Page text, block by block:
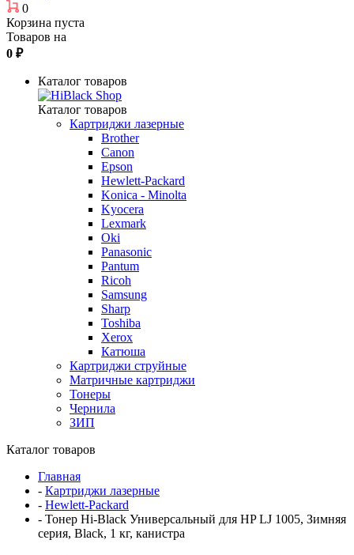
0
Корзина пуста
Товаров на
0 ₽
Каталог товаров
Каталог товаров
Картриджи лазерные
Brother
Canon
Epson
Hewlett-Packard
Konica - Minolta
Kyocera
Lexmark
Oki
Panasonic
Pantum
Ricoh
Samsung
Sharp
Toshiba
Xerox
Катюша
Картриджи струйные
Матричные картриджи
Тонеры
Чернила
ЗИП
Каталог товаров
Главная
- Картриджи лазерные
- Hewlett-Packard
- Тонер Hi-Black Универсальный для HP LJ 1005, Зимняя
серия, Black, 1 кг, канистра